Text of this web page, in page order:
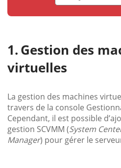
Gestion des
virtuelles
La gestion des machines
travers de la console
Cependant, il est possible
gestion SCVMM (System
Manager) pour gérer le